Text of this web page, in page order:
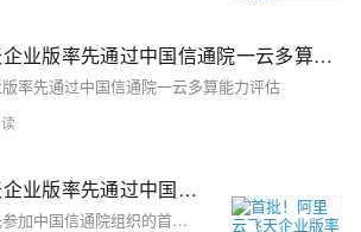
首批！阿里云飞天企业版率先通过中国信通院一云多算能力评估
率先通过中国信通院一云多算能力评估
首批！阿里云飞天企业版率先通过中国信通院一云多算能力评估
阿里云飞天企业版率先参加中国信通院组织的首批一云多算系列标准的评估，并成功通过该标准的验收测试与专家评审。